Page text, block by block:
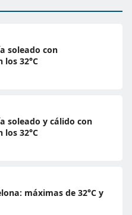
soleado con
32°C
soleado y cálido con
32°C
máximas de 32°C y